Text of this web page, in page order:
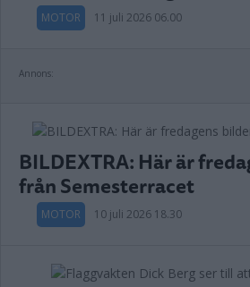
MOTOR 11 juli 2026 06.00
Annons:
BILDEXTRA: Här är
från Semesterracet
MOTOR 10 juli 2026 18.30